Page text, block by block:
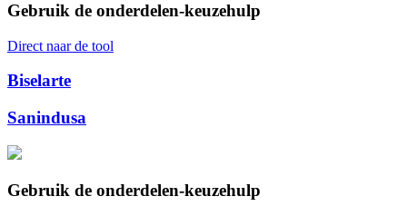
Gebruik de onderdelen-keuzehulp
Direct naar de tool
Biselarte
Sanindusa
Gebruik de onderdelen-keuzehulp